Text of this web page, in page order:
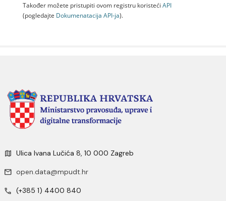
Također možete pristupiti ovom registru koristeći API
(pogledajte Dokumenаtаcijа API-jа).